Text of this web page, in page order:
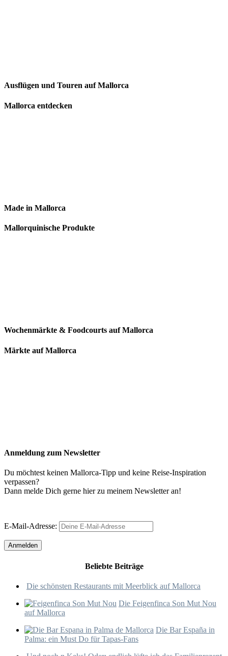
Ausflügen und Touren auf Mallorca
Mallorca entdecken
Made in Mallorca
Mallorquinische Produkte
Wochenmärkte & Foodcourts auf Mallorca
Märkte auf Mallorca
Anmeldung zum Newsletter
Du möchtest keinen Mallorca-Tipp und keine Reise-Inspiration
verpassen?
Dann melde Dich gerne hier zu meinem Newsletter an!
E-Mail-Adresse:
Beliebte Beiträge
Die schönsten Restaurants mit Meerblick auf Mallorca
Die Feigenfinca Son Mut Nou
auf Mallorca
Die Bar España in
Palma: ein Must Do für Tapas-Fans